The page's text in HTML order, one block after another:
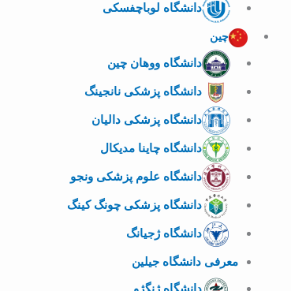
دانشگاه لوباچفسکی
چین
دانشگاه ووهان چین
دانشگاه پزشکی نانجینگ
دانشگاه پزشکی دالیان
دانشگاه چاینا مدیکال
دانشگاه علوم پزشکی ونجو
دانشگاه پزشکی چونگ کینگ
دانشگاه ژجیانگ
معرفی دانشگاه جیلین